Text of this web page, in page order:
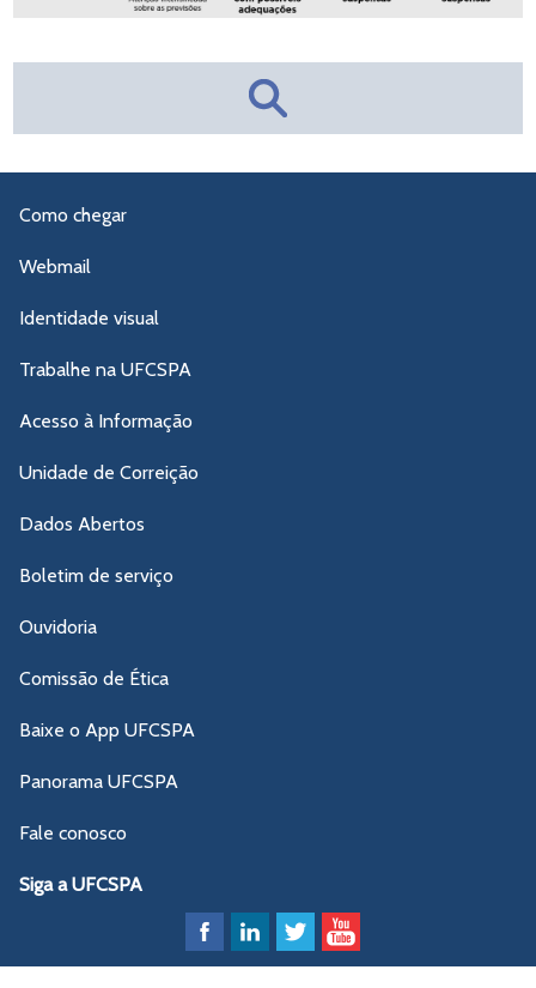
Como chegar
Webmail
Identidade visual
Trabalhe na UFCSPA
Acesso à Informação
Unidade de Correição
Dados Abertos
Boletim de serviço
Ouvidoria
Comissão de Ética
Baixe o App UFCSPA
Panorama UFCSPA
Fale conosco
Siga a UFCSPA